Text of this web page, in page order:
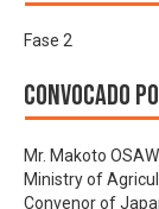
Fase 2
Convocado
Mr. Makoto
Ministry of
Convenor of